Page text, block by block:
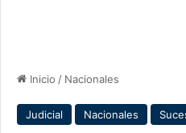
Inicio / Nacionales
Judicial Nacionales